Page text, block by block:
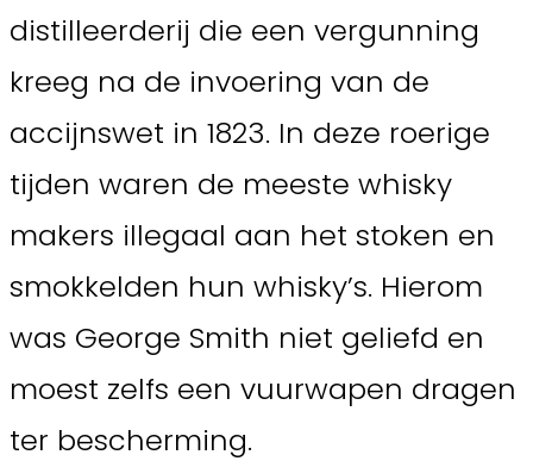
distilleerderij die een vergunning
kreeg na de invoering van de
accijnswet in 1823. In deze roerige
tijden waren de meeste whisky
makers illegaal aan het stoken en
smokkelden hun whisky’s. Hierom
was George Smith niet geliefd en
moest zelfs een vuurwapen dragen
ter bescherming.